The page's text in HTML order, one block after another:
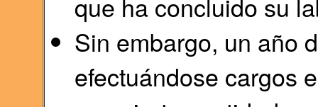
Sin embargo, un año
efectuándose cargos